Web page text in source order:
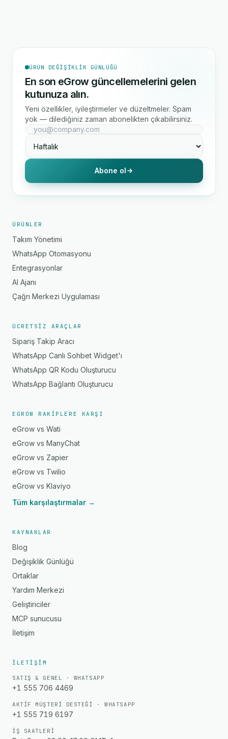
ÜRÜN DEĞIŞIKLIK GÜNLÜĞÜ
En son eGrow güncellemelerini gelen
kutunuza alın.
Yeni özellikler, iyileştirmeler ve düzeltmeler. Spam
yok — dilediğiniz zaman abonelikten çıkabilirsiniz.
Abone ol
ÜRÜNLER
Takım Yönetimi
WhatsApp Otomasyonu
Entegrasyonlar
AI Ajanı
Çağrı Merkezi Uygulaması
ÜCRETSIZ ARAÇLAR
Sipariş Takip Aracı
WhatsApp Canlı Sohbet Widget'ı
WhatsApp QR Kodu Oluşturucu
WhatsApp Bağlantı Oluşturucu
EGROW RAKIPLERE KARŞI
eGrow vs Wati
eGrow vs ManyChat
eGrow vs Zapier
eGrow vs Twilio
eGrow vs Klaviyo
Tüm karşılaştırmalar →
KAYNAKLAR
Blog
Değişiklik Günlüğü
Ortaklar
Yardım Merkezi
Geliştiriciler
MCP sunucusu
İletişim
İLETIŞIM
SATIŞ & GENEL · WHATSAPP
+1 555 706 4469
AKTIF MÜŞTERI DESTEĞI · WHATSAPP
+1 555 719 6197
İŞ SAATLERI